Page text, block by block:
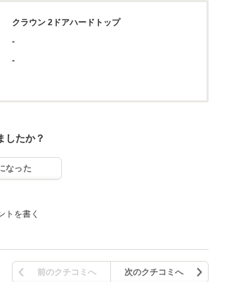
クラウン 2ドアハードトップ
-
-
したか？
なった
トを書く
前のクチコミへ 次のクチコミへ